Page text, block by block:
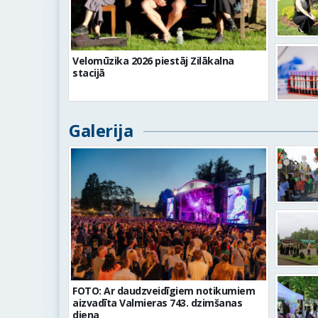
Velomūzika 2026 piestāj Zilākalna
stacijā
Galerija
FOTO: Ar daudzveidīgiem notikumiem
aizvadīta Valmieras 743. dzimšanas
diena